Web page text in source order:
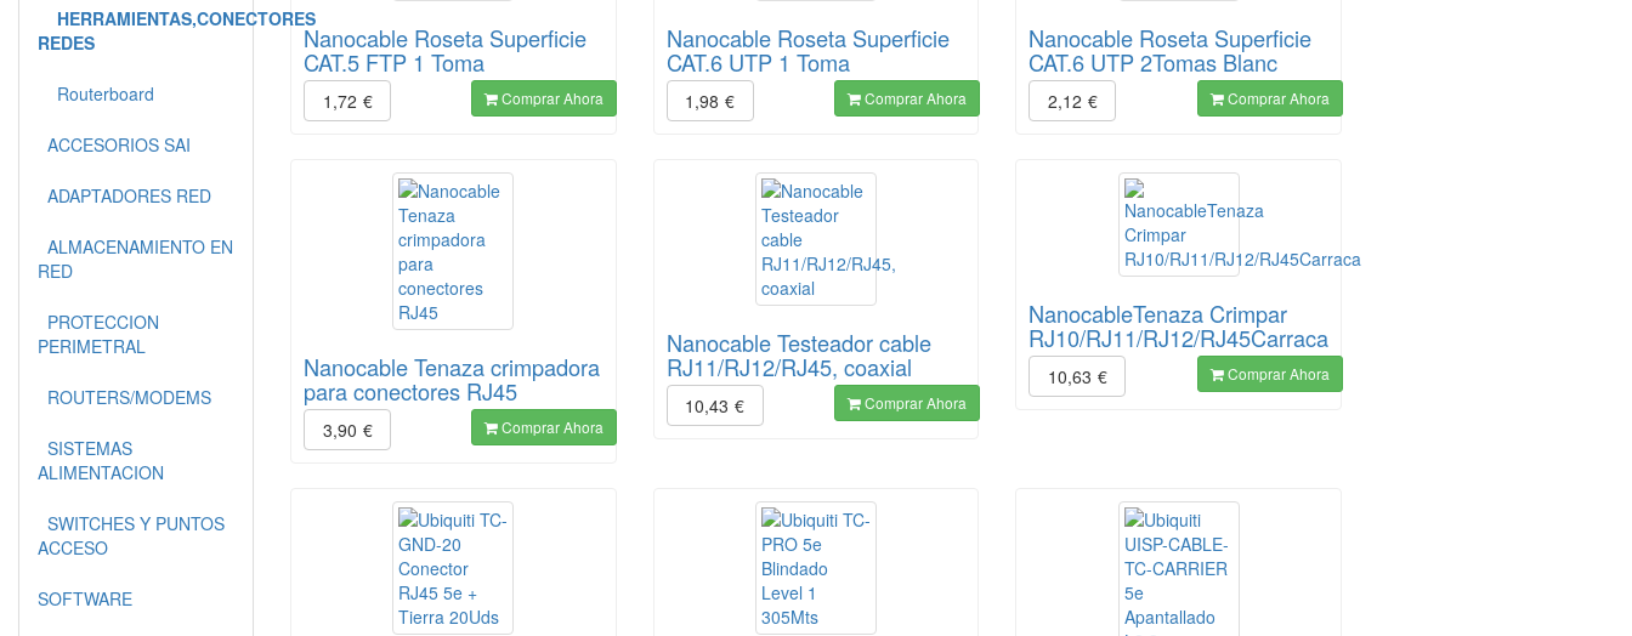
Nanocable Roseta Superficie
CAT.5 FTP 1 Toma
1,72 € Comprar Ahora
Nanocable Roseta Superficie
CAT.6 UTP 1 Toma
1,98 € Comprar Ahora
Nanocable Roseta Superficie
CAT.6 UTP 2Tomas Blanc
2,12 € Comprar Ahora
Nanocable Tenaza crimpadora
para conectores RJ45
3,90 € Comprar Ahora
Nanocable Testeador cable
RJ11/RJ12/RJ45, coaxial
10,43 € Comprar Ahora
NanocableTenaza Crimpar
RJ10/RJ11/RJ12/RJ45Carraca
10,63 € Comprar Ahora
HERRAMIENTAS,CONECTORES
REDES
Routerboard
ACCESORIOS SAI
ADAPTADORES RED
ALMACENAMIENTO EN
RED
PROTECCION
PERIMETRAL
ROUTERS/MODEMS
SISTEMAS
ALIMENTACION
SWITCHES Y PUNTOS
ACCESO
SOFTWARE